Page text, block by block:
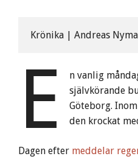
Krönika | Andreas
E
n vanlig
självkörande
Göteborg.
den krockat
Dagen efter meddelar